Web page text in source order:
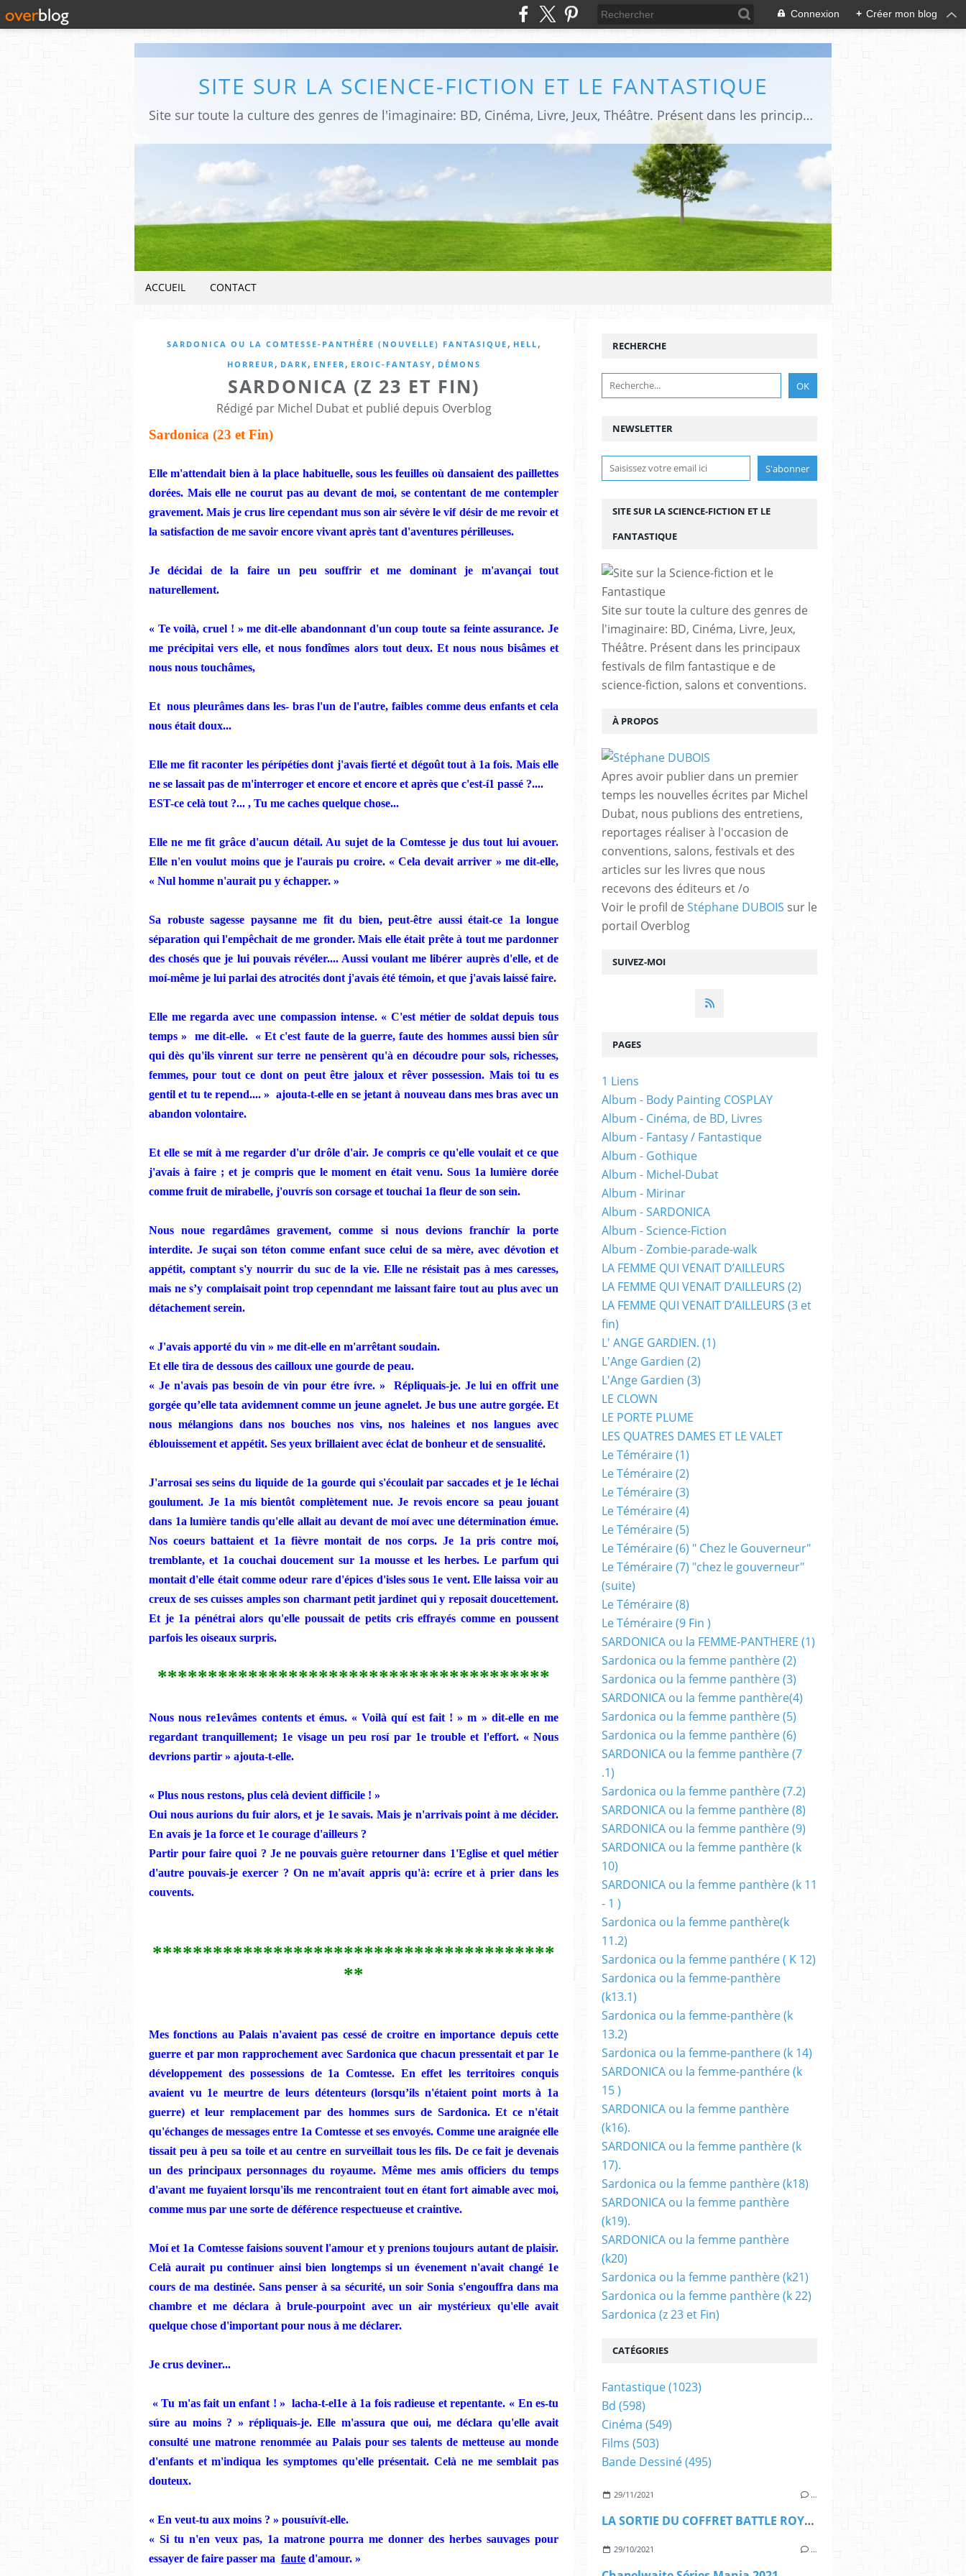
Connexion + Créer mon blog
SITE SUR LA SCIENCE-FICTION ET LE FANTASTIQUE
Site sur toute la culture des genres de l'imaginaire: BD, Cinéma, Livre, Jeux, Théâtre. Présent dans les principaux festivals de film fantastique e de science-fiction, salons et conventions.
ACCUEIL CONTACT
SARDONICA OU LA COMTESSE-PANTHÉRE (NOUVELLE) FANTASIQUE , HELL ,
HORREUR , DARK , ENFER , EROIC-FANTASY , DÉMONS
SARDONICA (Z 23 ET FIN)
Rédigé par Michel Dubat et publié depuis Overblog
Sardonica (23 et Fin)
Elle m'attendait bien à la place habituelle, sous les feuilles où dansaient des paillettes
dorées. Mais elle ne courut pas au devant de moi, se contentant de me contempler
gravement. Mais je crus lire cependant mus son air sévère le vif désir de me revoir et
la satisfaction de me savoir encore vivant après tant d'aventures périlleuses.
Je décidai de la faire un peu souffrir et me dominant je m'avançai tout
naturellement.
« Te voilà, cruel ! » me dit-elle abandonnant d'un coup toute sa feinte assurance. Je
me précipitai vers elle, et nous fondîmes alors tout deux. Et nous nous bisâmes et
nous nous touchâmes,
Et nous pleurâmes dans les- bras l'un de l'autre, faibles comme deus enfants et cela
nous était doux...
Elle me fit raconter les pérípétíes dont j'avais fierté et dégoût tout à 1a fois. Mais elle
ne se lassait pas de m'interroger et encore et encore et après que c'est-í1 passé ?....
EST-ce celà tout ?... , Tu me caches quelque chose...
Elle ne me fit grâce d'aucun détail. Au sujet de la Comtesse je dus tout lui avouer.
Elle n'en voulut moins que je l'aurais pu croire. «Cela devait arriver » me dit-elle,
« Nul homme n'aurait pu y échapper. »
Sa robuste sagesse paysanne me fit du bien, peut-être aussi était-ce 1a longue
séparation qui l'empêchait de me gronder. Mais elle était prête à tout me pardonner
des chosés que je lui pouvais révéler.... Aussi voulant me libérer auprès d'elle, et de
moí-même je lui parlai des atrocités dont j'avais été témoin, et que j'avais laissé faire.
Elle me regarda avec une compassion intense. « C'est métier de soldat depuis tous
temps »
me dit-elle. « Et c'est faute de la guerre, faute des hommes aussi bien sûr
qui dès qu'ils vinrent sur terre ne pensèrent qu'à en découdre pour sols, richesses,
femmes, pour tout ce dont on peut être jaloux et rêver possession. Mais toi tu es
gentil et tu te repend.... » ajouta-t-elle en se jetant à nouveau dans mes bras avec un
abandon volontaire.
Et elle se mít à me regarder d'ur drôle d'air. Je compris ce qu'elle voulait et ce que
j'avais à faire ; et je compris que le moment en étaitvenu. Sous 1a lumière dorée
comme fruit de mirabelle, j'ouvrís son corsage et touchai 1a fleur de son sein.
Nous noue regardâmes gravement, comme si nous devions franchír la
porte
interdite. Je suçai son téton comme enfant suce celui de sa mère, avec dévotion et
appétit, comptant s'y nourrir du suc de la vie. Elle ne résistait pas à mes caresses,
mais ne s’y complaisait point trop cepenndant me laissant faire tout au plus avec un
détachement serein.
« J'avais apporté du vin » me dit-elle en m'arrêtant soudain.
Et elle tira de dessous des cailloux une gourde de peau.
« Je n'avais pas besoin de vin pour étre ívre. » Répliquais-je. Je lui en offrit une
gorgée qu’elle tata avidemnent comme un jeune agnelet. Je bus une autre gorgée. Et
nous mélangions dans nos bouches nos vins, nos haleines et nos langues avec
éblouissement et appétit. Ses yeux brillaient avec éclat de bonheur et de sensualité.
J'arrosai ses seins du liquide de 1a gourde qui s'écoulait par saccades et je 1e léchai
goulument. Je 1a mís bientôt complètement nue. Je revois encore sa peau jouant
dans 1a lumière tandis qu'elle allait au devant de moí avec une détermination émue.
Nos coeurs battaient et 1a fièvre montait de nos corps. Je 1a pris contre moí,
tremblante, et 1a couchai doucement sur 1a mousse et les herbes. Le parfum qui
montait d'elle était comme odeur rare d'épices d'isles sous 1e vent. Elle laissa voir au
creux de ses cuisses amples son charmant petit jardinet qui y reposait doucettement.
Et je 1a pénétrai alors qu'elle poussait de petits cris effrayés comme en poussent
parfois les oiseaux surpris.
***************************************
Nous nous re1evâmes contents et émus. « Voilà quí est fait ! » m » dit-elle en me
regardant tranquillement; 1e visage un peu rosí par 1e trouble et l'effort. « Nous
devrions partir » ajouta-t-elle.
« Plus nous restons, plus celà devient difficile ! »
Oui nous aurions du fuir alors, et je 1e savais. Mais je n'arrivais point à me décider.
En avais je 1a force et 1e courage d'ailleurs ?
Partir pour faire quoi ? Je ne pouvais guère retourner dans 1'Eglise et quel métier
d'autre pouvais-je exercer ? On ne m'avaít appris qu'à: ecríre et à prier dans les
couvents.
****************************************
**
Mes fonctions au Palais n'avaient pas cessé de croitre en importance depuis cette
guerre et par mon rapprochement avec Sardonica que chacun pressentait et par 1e
développement des possessions de 1a Comtesse. En effet les territoires conquis
avaient vu 1e meurtre de leurs détenteurs (lorsqu’ils n'étaient point morts à 1a
guerre) et leur remplacement par des hommes surs de Sardonica. Et ce n'était
qu'échanges de messages entre 1a Comtesse et ses envoyés. Comme une araignée elle
tissait peu à peu sa toile et au centre en surveillait tous les fils. De ce fait je devenais
un des principaux personnages du royaume. Même mes amis officiers du temps
d'avant me fuyaient lorsqu'ils me rencontraient tout en étant fort aimable avec moi,
comme mus par une sorte de déférence respectueuse et craintive.
Moí et 1a Comtesse faisions souvent l'amour et y prenions toujours autant de plaisir.
Celà aurait pu continuer ainsi bien longtemps si un évenement n'avait changé 1e
cours de ma destinée. Sans penser à sa sécurité, un soir Sonia s'engouffra dans ma
chambre et me déclara à brule-pourpoint avec un air mystérieux qu'elle avait
quelque chose d'important pour nous à me déclarer.
Je crus deviner...
«Tu m'as fait un enfant ! » lacha-t-el1e à 1a fois radieuse et repentante. « En es-tu
súre au moins ? » répliquais-je. Elle m'assura que oui, me déclara qu'elle avait
consulté une matrone renommée au Palais pour ses talents de metteuse au monde
d'enfants et m'indiqua les symptomes qu'elle présentait. Celà ne me semblait pas
douteux.
« En veut-tu aux moins ? » pousuívít-elle.
« Si tu n'en veux pas, 1a matrone pourra me donner des herbes sauvages pour
essayer de faire passer ma faute d'amour. »
NEWSLETTER
SUIVEZ-MOI
RECHERCHE
SITE SUR LA SCIENCE-FICTION ET LE
FANTASTIQUE
Site sur toute la culture des genres de
l'imaginaire: BD, Cinéma, Livre, Jeux,
Théâtre. Présent dans les principaux
festivals de film fantastique e de
science-fiction, salons et conventions.
À PROPOS
Apres avoir publier dans un premier
temps les nouvelles écrites par Michel
Dubat, nous publions des entretiens,
reportages réaliser à l'occasion de
conventions, salons, festivals et des
articles sur les livres que nous
recevons des éditeurs et /o
Voir le profil de Stéphane DUBOIS sur le
portail Overblog
29/11/2021 …
LA SORTIE DU COFFRET BATTLE ROYALE BATTLE ROYALE BOX RELEASE
29/10/2021 …
PAGES
1 Liens
Album - Body Painting COSPLAY
Album - Cinéma, de BD, Livres
Album - Fantasy / Fantastique
Album - Gothique
Album - Michel-Dubat
Album - Mirinar
Album - SARDONICA
Album - Science-Fiction
Album - Zombie-parade-walk
LA FEMME QUI VENAIT D’AILLEURS
LA FEMME QUI VENAIT D’AILLEURS (2)
LA FEMME QUI VENAIT D’AILLEURS (3 et
fin)
L' ANGE GARDIEN. (1)
L'Ange Gardien (2)
L'Ange Gardien (3)
LE CLOWN
LE PORTE PLUME
LES QUATRES DAMES ET LE VALET
Le Téméraire (1)
Le Téméraire (2)
Le Téméraire (3)
Le Téméraire (4)
Le Téméraire (5)
Le Téméraire (6) " Chez le Gouverneur"
Le Téméraire (7) "chez le gouverneur"
(suite)
Le Téméraire (8)
Le Téméraire (9 Fin )
SARDONICA ou la FEMME-PANTHERE (1)
Sardonica ou la femme panthère (2)
Sardonica ou la femme panthère (3)
SARDONICA ou la femme panthère(4)
Sardonica ou la femme panthère (5)
Sardonica ou la femme panthère (6)
SARDONICA ou la femme panthère (7
.1)
Sardonica ou la femme panthère (7.2)
SARDONICA ou la femme panthère (8)
SARDONICA ou la femme panthère (9)
SARDONICA ou la femme panthère (k
10)
SARDONICA ou la femme panthère (k 11
- 1 )
Sardonica ou la femme panthère(k
11.2)
Sardonica ou la femme panthére ( K 12)
Sardonica ou la femme-panthère
(k13.1)
Sardonica ou la femme-panthère (k
13.2)
Sardonica ou la femme-panthere (k 14)
SARDONICA ou la femme-panthére (k
15 )
SARDONICA ou la femme panthère
(k16).
SARDONICA ou la femme panthère (k
17).
Sardonica ou la femme panthère (k18)
SARDONICA ou la femme panthère
(k19).
SARDONICA ou la femme panthère
(k20)
Sardonica ou la femme panthère (k21)
Sardonica ou la femme panthère (k 22)
Sardonica (z 23 et Fin)
CATÉGORIES
Fantastique(1023)
Bd (598)
Cinéma (549)
Films (503)
Bande Dessiné(495)